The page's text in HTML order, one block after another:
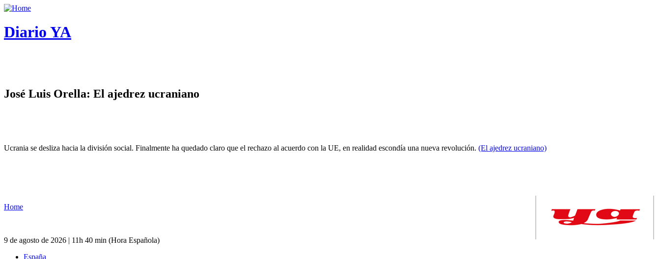
Diario YA
José Luis Orella: El ajedrez ucraniano
Ucrania se desliza hacia la división social. Finalmente ha quedado claro que el rechazo al acuerdo con la UE, en realidad escondía una nueva revolución. (El ajedrez ucraniano)
Home
9 de agosto de 2026 | 11h 40 min (Hora Española)
España